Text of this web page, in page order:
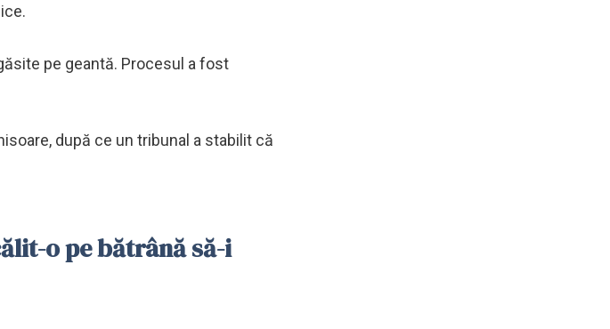
pe geantă. Procesul a fost
după ce un tribunal a stabilit că
o pe bătrână să-i